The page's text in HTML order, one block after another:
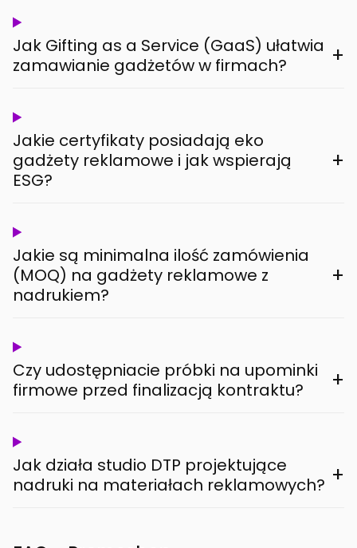
Jak Gifting as a Service (GaaS) ułatwia
zamawianie gadżetów w firmach?
+
Jakie certyfikaty posiadają eko
gadżety reklamowe i jak wspierają
ESG?
+
Jakie są minimalna ilość zamówienia
(MOQ) na gadżety reklamowe z
nadrukiem?
+
Czy udostępniacie próbki na upominki
firmowe przed finalizacją kontraktu?
+
Jak działa studio DTP projektujące
nadruki na materiałach reklamowych? +